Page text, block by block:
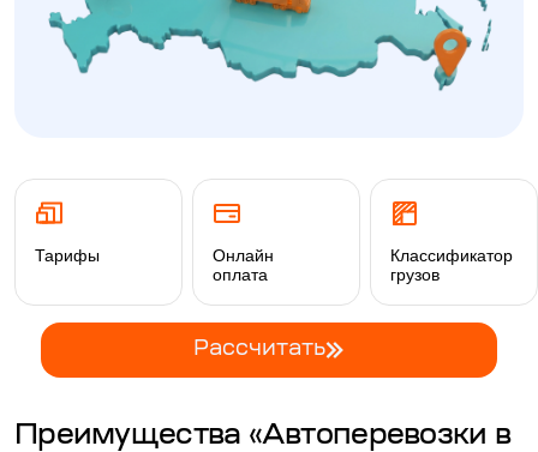
Тарифы
Онлайн
оплата
Классификатор
грузов
Рассчитать
Преимущества «Автоперевозки в